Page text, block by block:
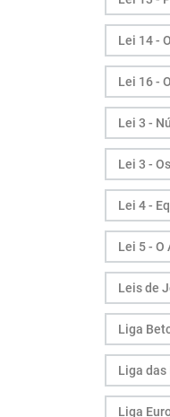
Lei 14 -
Lei 16 -
Lei 3 -
Lei 3 -
Lei 4 -
Lei 5 - O
Leis de
Liga
Liga das
Liga